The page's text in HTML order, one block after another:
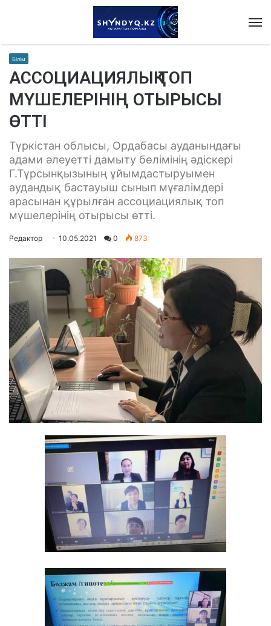
Білім
АССОЦИАЦИЯЛЫҚ ТОП
МҮШЕЛЕРІНІҢ ОТЫРЫСЫ
ӨТТІ
Түркістан облысы, Ордабасы ауданындағы
адами әлеуетті дамыту бөлімінің әдіскері
Г.Тұрсынқызының ұйымдастыруымен
аудандық бастауыш сынып мұғалімдері
арасынан құрылған ассоциациялық топ
мүшелерінің отырысы өтті.
Редактор 10.05.2021 0 873